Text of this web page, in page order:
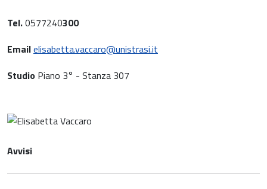
Tel.0577240300
Emailelisabetta.vaccaro@unistrasi.it
Studio Piano 3° - Stanza 307
Avvisi